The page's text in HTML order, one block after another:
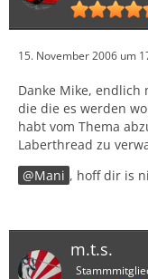
15. November 2006 um
Danke Mike, endlich
die die es werden
habt vom Thema
Laberthread zu
Mani , hoff dir is
m.t.s.